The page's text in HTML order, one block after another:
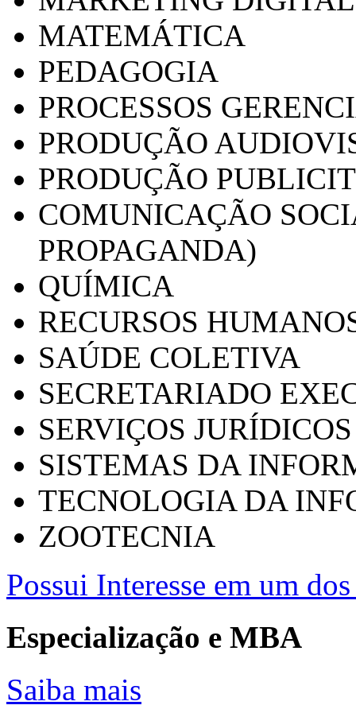
MATEMÁTICA
PEDAGOGIA
PROCESSOS
PRODUÇÃO
PRODUÇÃO
COMUNICAÇÃO
PROPAGANDA)
QUÍMICA
RECURSOS
SAÚDE COLETIVA
SECRETARIADO
SERVIÇOS
SISTEMAS DA
TECNOLOGIA DA
ZOOTECNIA
Possui Interesse em um
Especialização e MBA
Saiba mais